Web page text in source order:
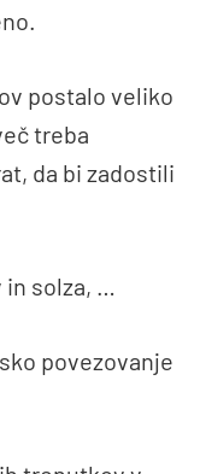
postalo veliko
treba
da bi zadostili
in solza, …
povezovanje